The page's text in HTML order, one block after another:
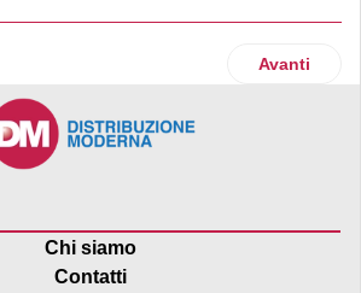
Il Food Podcast multibrand che
Articolo
Avanti
Chi siamo
Contatti